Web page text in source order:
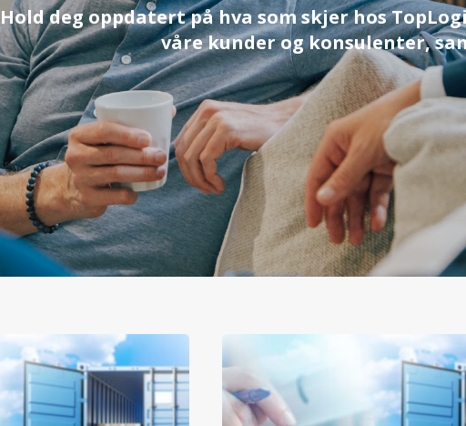
Hold deg oppdatert på hva som skjer hos
våre kunder og konsulenter,